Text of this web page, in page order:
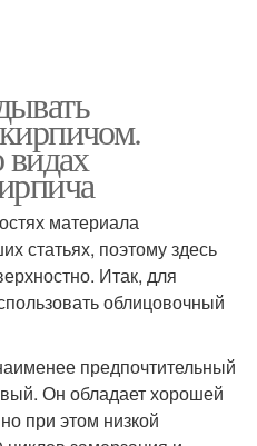
видах
материала
статьях, поэтому здесь
Итак, для
облицовочный
предпочтительный
Он обладает хорошей
при этом низкой